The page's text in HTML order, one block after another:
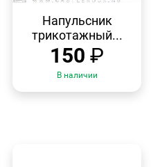
ПРОСМОТР
Напульсник
трикотажный...
150 ₽
В наличии